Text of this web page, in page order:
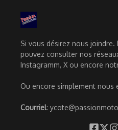
Si vous désirez nous joindre.
pouvez consulter nos
Instagramm, X ou encore
Ou encore simplement nous
Courriel: